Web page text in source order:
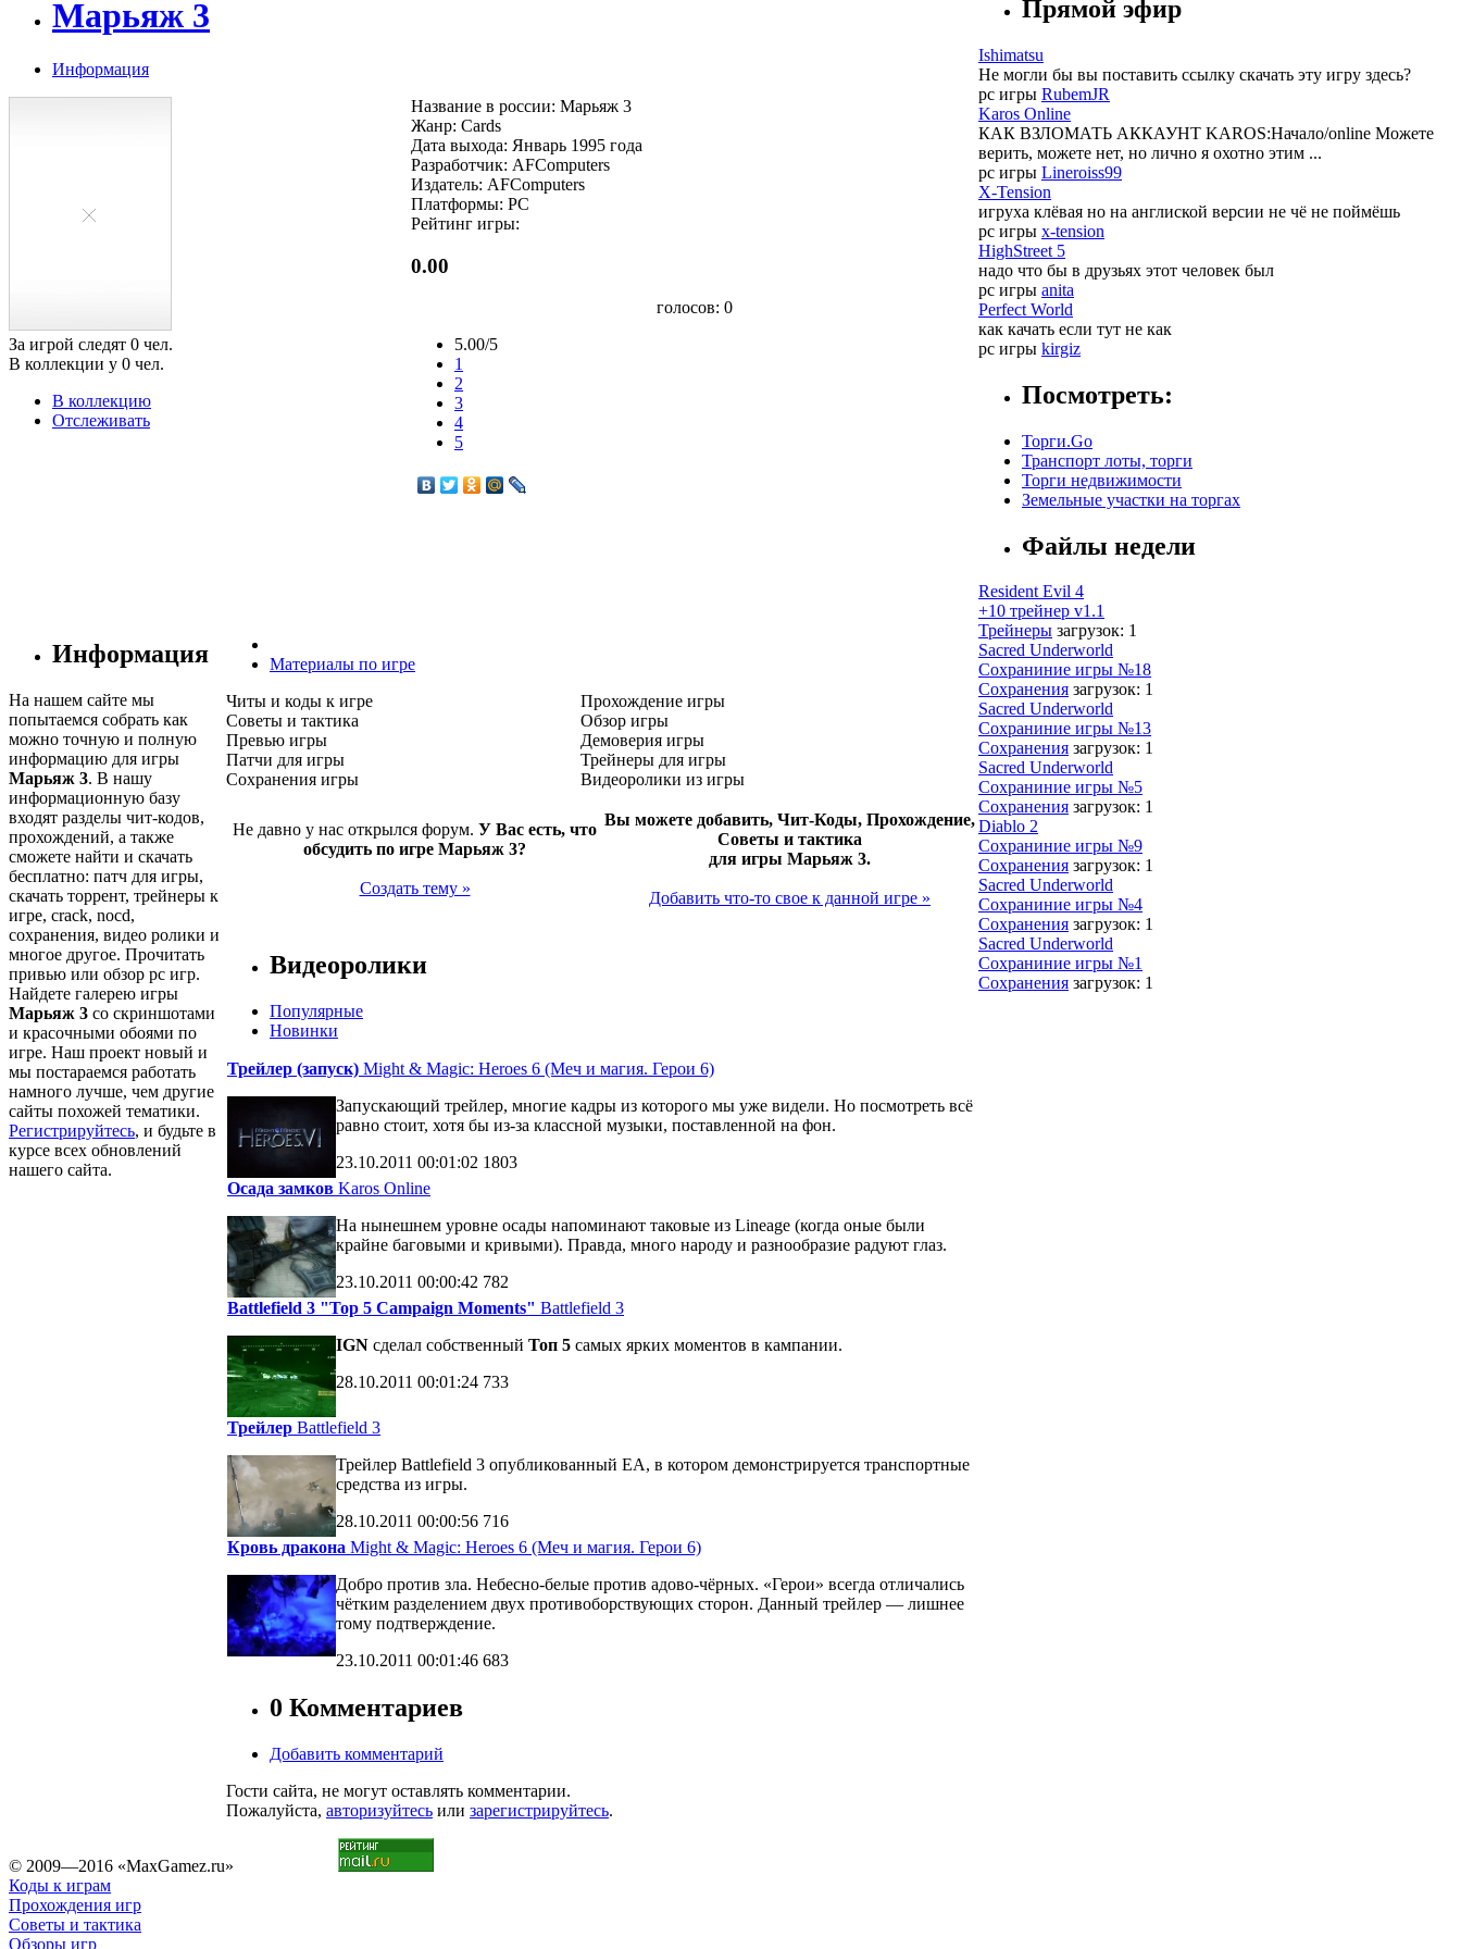
Марьяж 3
Информация
За игрой следят 0 чел.
В коллекции у 0 чел.
В коллекцию
Отслеживать
Название в россии: Марьяж 3
Жанр: Cards
Дата выхода: Январь 1995 года
Разработчик: AFComputers
Издатель: AFComputers
Платформы: PC
Рейтинг игры:
0.00
голосов: 0
5.00/5
1
2
3
4
5
Информация
На нашем сайте мы
попытаемся собрать как
можно точную и полную
информацию для игры
Марьяж 3. В нашу
информационную базу
входят разделы чит-кодов,
прохождений, а также
сможете найти и скачать
бесплатно: патч для игры,
скачать торрент, трейнеры к
игре, crack, nocd,
сохранения, видео ролики и
многое другое. Прочитать
привью или обзор pc игр.
Найдете галерею игры
Марьяж 3 со скриншотами
и красочными обоями по
игре. Наш проект новый и
мы постараемся работать
намного лучше, чем другие
сайты похожей тематики.
Регистрируйтесь, и будьте в
курсе всех обновлений
нашего сайта.
Материалы по игре
Читы и коды к игре
Прохождение игры
Советы и тактика
Обзор игры
Превью игры
Демоверия игры
Патчи для игры
Трейнеры для игры
Сохранения игры
Видеоролики из игры
Не давно у нас открылся форум. У Вас есть, что
обсудить по игре Марьяж 3?
Создать тему »
Вы можете добавить, Чит-Коды, Прохождение,
Советы и тактика
для игры Марьяж 3.
Добавить что-то свое к данной игре »
Видеоролики
Популярные
Новинки
Трейлер (запуск) Might & Magic: Heroes 6 (Меч и магия. Герои 6)
Запускающий трейлер, многие кадры из которого мы уже видели. Но посмотреть всё
равно стоит, хотя бы из-за классной музыки, поставленной на фон.
23.10.2011 00:01:02 1803
Осада замков Karos Online
На нынешнем уровне осады напоминают таковые из Lineage (когда оные были
крайне баговыми и кривыми). Правда, много народу и разнообразие радуют глаз.
23.10.2011 00:00:42 782
Battlefield 3 "Top 5 Campaign Moments" Battlefield 3
IGN сделал собственный Топ 5 самых ярких моментов в кампании.
28.10.2011 00:01:24 733
Трейлер Battlefield 3
Трейлер Battlefield 3 опубликованный EA, в котором демонстрируется транспортные
средства из игры.
28.10.2011 00:00:56 716
Кровь дракона Might & Magic: Heroes 6 (Меч и магия. Герои 6)
Добро против зла. Небесно-белые против адово-чёрных. «Герои» всегда отличались
чётким разделением двух противоборствующих сторон. Данный трейлер — лишнее
тому подтверждение.
23.10.2011 00:01:46 683
0 Комментариев
Добавить комментарий
Гости сайта, не могут оставлять комментарии.
Пожалуйста, авторизуйтесь или зарегистрируйтесь.
Прямой эфир
Ishimatsu
Не могли бы вы поставить ссылку скачать эту игру здесь?
pc игры RubemJR
Karos Online
КАК ВЗЛОМАТЬ АККАУНТ KAROS:Начало/online Можете
верить, можете нет, но лично я охотно этим ...
pc игры Lineroiss99
X-Tension
игруха клёвая но на англиской версии не чё не поймёшь
pc игры x-tension
HighStreet 5
надо что бы в друзьях этот человек был
pc игры anita
Perfect World
как качать если тут не как
pc игры kirgiz
Посмотреть:
Торги.Go
Транспорт лоты, торги
Торги недвижимости
Земельные участки на торгах
Файлы недели
Resident Evil 4
+10 трейнер v1.1
Трейнеры загрузок: 1
Sacred Underworld
Сохраниние игры №18
Сохранения загрузок: 1
Sacred Underworld
Сохраниние игры №13
Сохранения загрузок: 1
Sacred Underworld
Сохраниние игры №5
Сохранения загрузок: 1
Diablo 2
Сохраниние игры №9
Сохранения загрузок: 1
Sacred Underworld
Сохраниние игры №4
Сохранения загрузок: 1
Sacred Underworld
Сохраниние игры №1
Сохранения загрузок: 1
© 2009—2016 «MaxGamez.ru»
Коды к играм
Прохождения игр
Советы и тактика
Обзоры игр